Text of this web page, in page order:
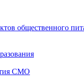
общественного
СМО